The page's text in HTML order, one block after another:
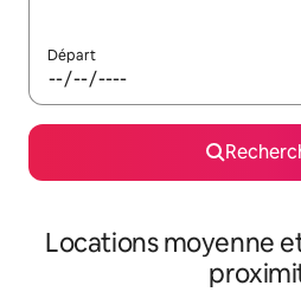
Départ
Locations moyenne